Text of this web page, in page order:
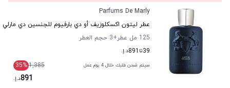
Parfums De Marly
عطر ليتون اكسكلوزيف أو دي بارفيوم للجنسين دي مارلي
125 مل عطر
+3
حجم العطر
39تا 891د.إ.
سيتم شحن طلبك خلال 4 يوم عمل 1,385
35%
891د.إ.